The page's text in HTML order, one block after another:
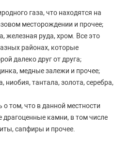
газа, что находятся на
месторождении и прочее;
железная руда, хром. Все это
районах, которые
далеко друг от друга;
медные залежи и прочее;
ниобия, тантала, золота, серебра,
о том, что в данной местности
камни, в том числе
сапфиры и прочее.